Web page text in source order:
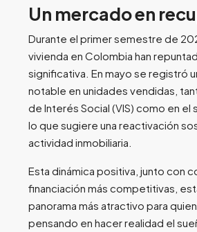
Un mercado en
Durante el primer semestre de
vivienda en Colombia han
significativa. En mayo se registró
notable en unidades vendidas,
de Interés Social (VIS) como en el
lo que sugiere una reactivación
actividad inmobiliaria.
Esta dinámica positiva, junto con
financiación más competitivas,
panorama más atractivo para
pensando en hacer realidad el